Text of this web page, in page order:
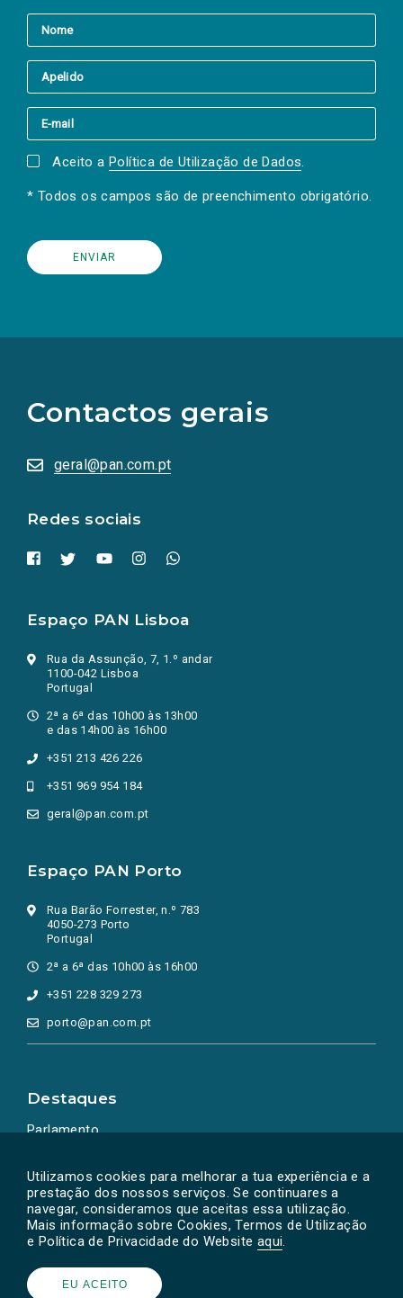
Utilizamos cookies para melhorar a tua experiência e a
prestação dos nossos serviços. Se continuares a
navegar, consideramos que aceitas essa utilização.
Mais informação sobre Cookies, Termos de Utilização
e Política de Privacidade do Website aqui.
EU ACEITO
Aceito a Política de Utilização de Dados.
* Todos os campos são de preenchimento obrigatório.
Contactos gerais
geral@pan.com.pt
Redes sociais
redes
sociais
numa
nova
Espaço PAN Lisboa
Rua da Assunção, 7, 1.º andar
1100-042 Lisboa
Portugal
2ª a 6ª das 10h00 às 13h00
e das 14h00 às 16h00
+351 213 426 226
+351 969 954 184
geral@pan.com.pt
Espaço PAN Porto
Rua Barão Forrester, n.º 783
4050-273 Porto
Portugal
2ª a 6ª das 10h00 às 16h00
+351 228 329 273
porto@pan.com.pt
Destaques
Parlamento
Powered by © PAN 2026